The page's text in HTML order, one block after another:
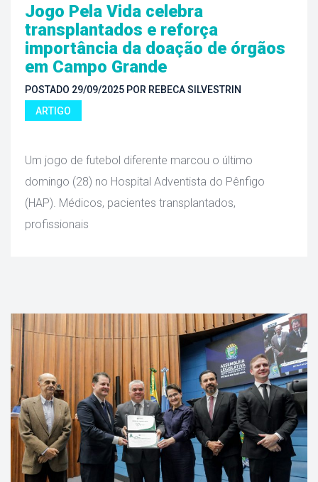
Jogo Pela Vida celebra
transplantados e reforça
importância da doação de órgãos
em Campo Grande
POSTADO 29/09/2025 POR REBECA SILVESTRIN
ARTIGO
Um jogo de futebol diferente marcou o último
domingo (28) no Hospital Adventista do Pênfigo
(HAP). Médicos, pacientes transplantados,
profissionais